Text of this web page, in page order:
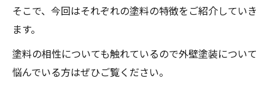
そこで、今回はそれぞれの塗料の特徴をご紹介していき
ます。
塗料の相性についても触れているので外壁塗装について
悩んでいる方はぜひご覧ください。